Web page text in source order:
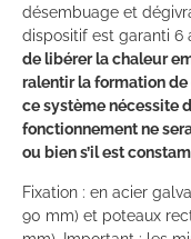
désembuage et
dispositif est garanti 6
de libérer la chaleur
ralentir la formation
ce système nécessite
fonctionnement ne
ou bien s’il est
Fixation : en acier
90 mm) et poteaux